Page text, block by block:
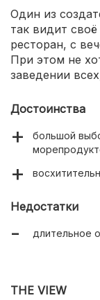
Один из
так видит
ресторан, с
При этом не
заведении
Достоинства
большой
Недостатки
длительное
THE VIEW